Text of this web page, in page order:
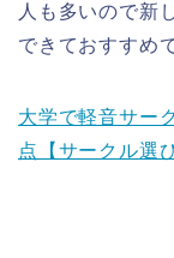
人も多いので新
できておすすめ
大学で軽音サー
点【サークル選